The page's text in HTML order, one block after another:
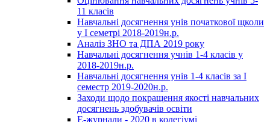
11 класів
Навчальні досягнення унів початкової щколи
у І семетрі 2018-2019н.р.
Аналіз ЗНО та ДПА 2019 року
Навчальні досягнення учнів 1-4 класів у
2018-2019н.р.
Навчальні досягнення унів 1-4 класів за І
семестр 2019-2020н.р.
Заходи щодо покращення якості навчальних
досягнень здобувачів освіти
Е-журнали - 2020 в колегіумі